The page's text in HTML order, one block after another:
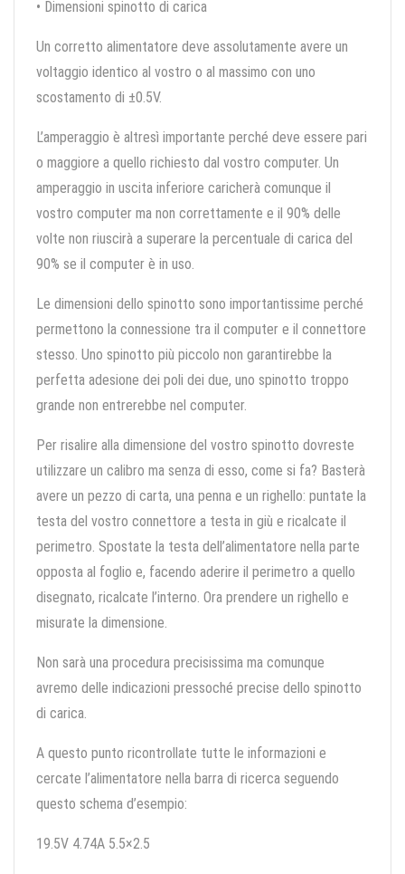
• Dimensioni spinotto di carica
Un corretto alimentatore deve assolutamente avere un
voltaggio identico al vostro o al massimo con uno
scostamento di ±0.5V.
L’amperaggio è altresì importante perché deve essere pari
o maggiore a quello richiesto dal vostro computer. Un
amperaggio in uscita inferiore caricherà comunque il
vostro computer ma non correttamente e il 90% delle
volte non riuscirà a superare la percentuale di carica del
90% se il computer è in uso.
Le dimensioni dello spinotto sono importantissime perché
permettono la connessione tra il computer e il connettore
stesso. Uno spinotto più piccolo non garantirebbe la
perfetta adesione dei poli dei due, uno spinotto troppo
grande non entrerebbe nel computer.
Per risalire alla dimensione del vostro spinotto dovreste
utilizzare un calibro ma senza di esso, come si fa? Basterà
avere un pezzo di carta, una penna e un righello: puntate la
testa del vostro connettore a testa in giù e ricalcate il
perimetro. Spostate la testa dell’alimentatore nella parte
opposta al foglio e, facendo aderire il perimetro a quello
disegnato, ricalcate l’interno. Ora prendere un righello e
misurate la dimensione.
Non sarà una procedura precisissima ma comunque
avremo delle indicazioni pressoché precise dello spinotto
di carica.
A questo punto ricontrollate tutte le informazioni e
cercate l’alimentatore nella barra di ricerca seguendo
questo schema d’esempio:
19.5V 4.74A 5.5×2.5